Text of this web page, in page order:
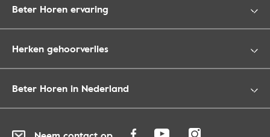
Beter Horen ervaring
Herken gehoorverlies
Beter Horen in Nederland